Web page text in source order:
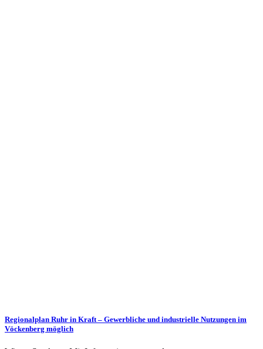
Regionalplan Ruhr in Kraft – Gewerbliche und industrielle Nutzungen im
Vöckenberg möglich